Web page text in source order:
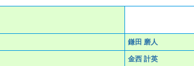
鎌田 磨人
金西 計英